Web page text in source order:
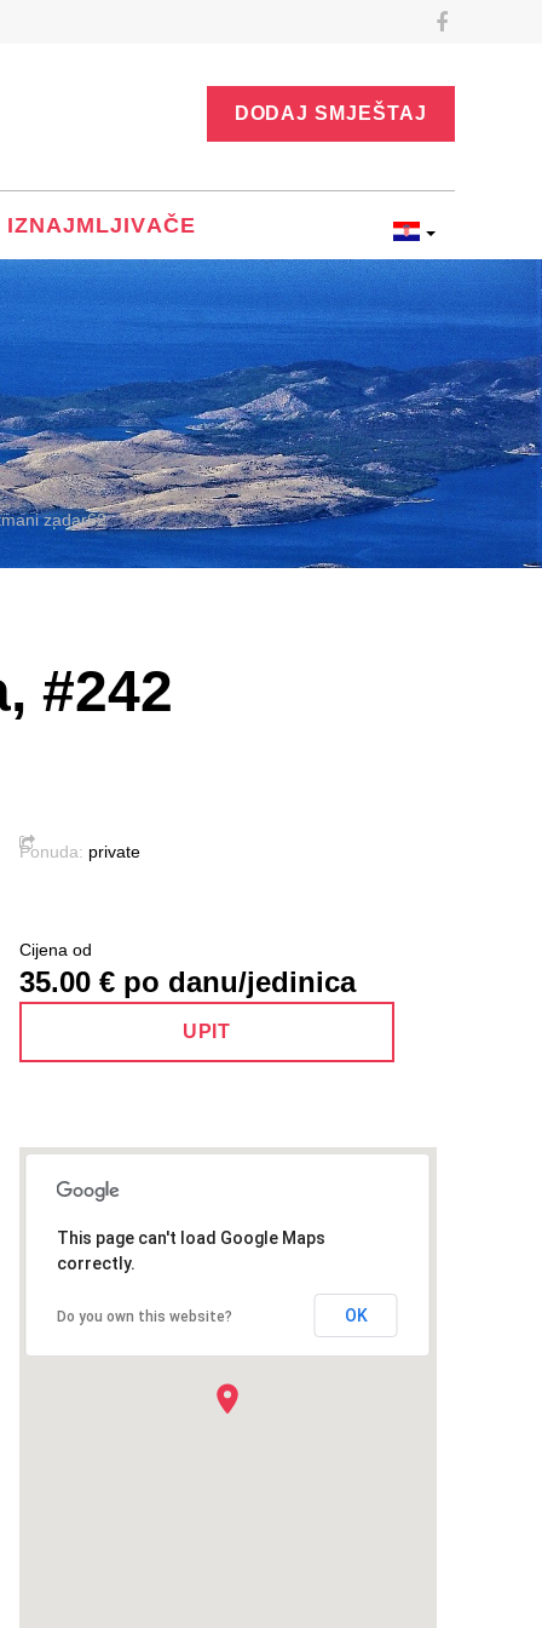
DODAJ SMJEŠTAJ
IZNAJMLJIVAČE
zadar62
#242
Ponuda: private
This page can't load Google Maps
correctly.
Do you own this website? OK
Cijena od
35.00 € po danu/jedinica
UPIT